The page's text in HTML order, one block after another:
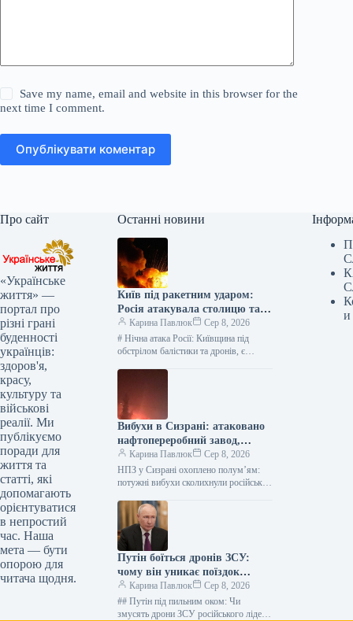
Save my name, email and website in this browser for the
next time I comment.
Опублікувати коментар
Про сайт
«Українське
життя» —
портал про
різні грані
буденності
українців:
здоров'я,
красу,
культуру та
військові
реалії. Ми
публікуємо
поради для
життя та
статті, які
допомагають
орієнтуватися
в непростий
час. Наша
мета — бути
опорою для
читача щодня.
Останні новини
Київ під ракетним ударом:
Росія атакувала столицю та
область, є жертви —
найсвіжіші подробиці
Карина Павлюк
Сер 8, 2026
# Нічна атака Росії: Київщина під
обстрілом балістики та дронів, є
Вибухи в Сизрані: атаковано
нафтопереробний завод,
розпочалася пожежа
Карина Павлюк
Сер 8, 2026
НПЗ у Сизрані охоплено полум’ям:
потужні вибухи сколихнули російське
на території Самарської області,
зафіксовано…
Путін боїться дронів ЗСУ:
чому він уникає поїздок
Україною
Карина Павлюк
Сер 8, 2026
## Путін під пильним оком: Чи
змусять дрони ЗСУ російського лідера
и